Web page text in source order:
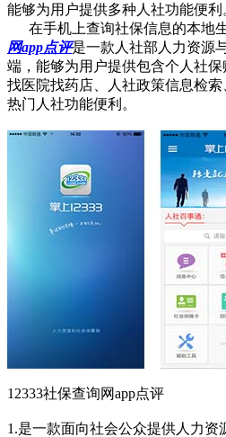
能够为用户提供多种人社功能便利
在手机上查询社保信息的本地生
网app点评是一款人社部人力资源
端，能够为用户提供包含个人社保
找医院找药店、人社政策信息检
热门人社功能便利。
12333社保查询网app点评
1.是一款面向社会公众提供人力资